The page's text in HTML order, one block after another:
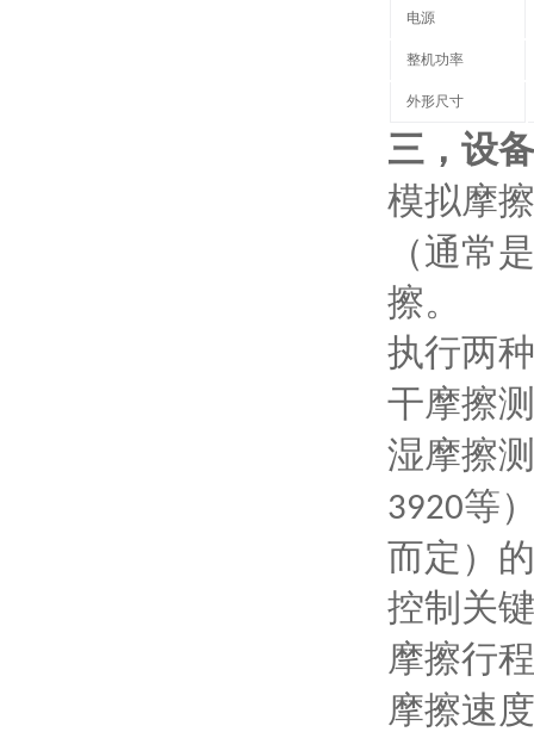
电源
整机功率
外形尺寸
三， 设
模拟摩
（通常
擦。
执行两
干摩擦
湿摩擦
3920等
而定）
控制关
摩擦行
摩擦速